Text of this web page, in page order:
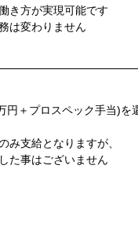
き方が実現可能です
は変わりません
＋プロスペック手当)を
み支給となりますが、
た事はございません